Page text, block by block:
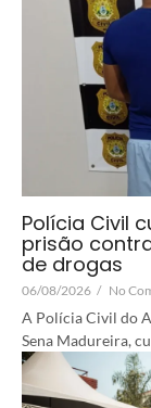
Polícia Civil
prisão
de drogas
06/08/2026 / No
A Polícia Civil do
Sena Madureira,